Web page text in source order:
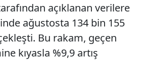
açıklanan verilere
ağustosta 134 bin 155
Bu rakam, geçen
kıyasla %9,9 artış